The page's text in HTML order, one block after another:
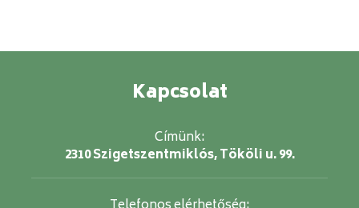
Kapcsolat
Címünk:
2310 Szigetszentmiklós, Tököli u. 99.